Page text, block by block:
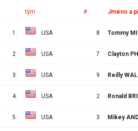
tým # Jméno a
1. USA 8 Tommy
2. USA 7 Clayton
3. USA 9 Reilly
4. USA 2 Ronald
5. USA 3 Mikey